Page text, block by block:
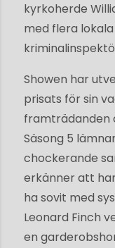
kyrkoherde
med flera
Showen har
prisats för sin
framträdanden
Säsong 5
chockerande
erkänner att
ha sovit med
Leonard Finch
en